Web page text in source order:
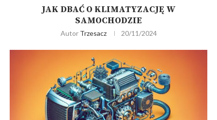
JAK DBAĆ O KLIMATYZACJĘ W
SAMOCHODZIE
Autor Trzesacz 20/11/2024